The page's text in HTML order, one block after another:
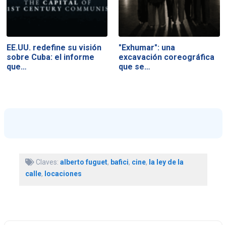
EE.UU. redefine su visión
sobre Cuba: el informe
que…
"Exhumar": una
excavación coreográfica
que se…
Claves: alberto fuguet, bafici, cine, la ley de la
calle, locaciones